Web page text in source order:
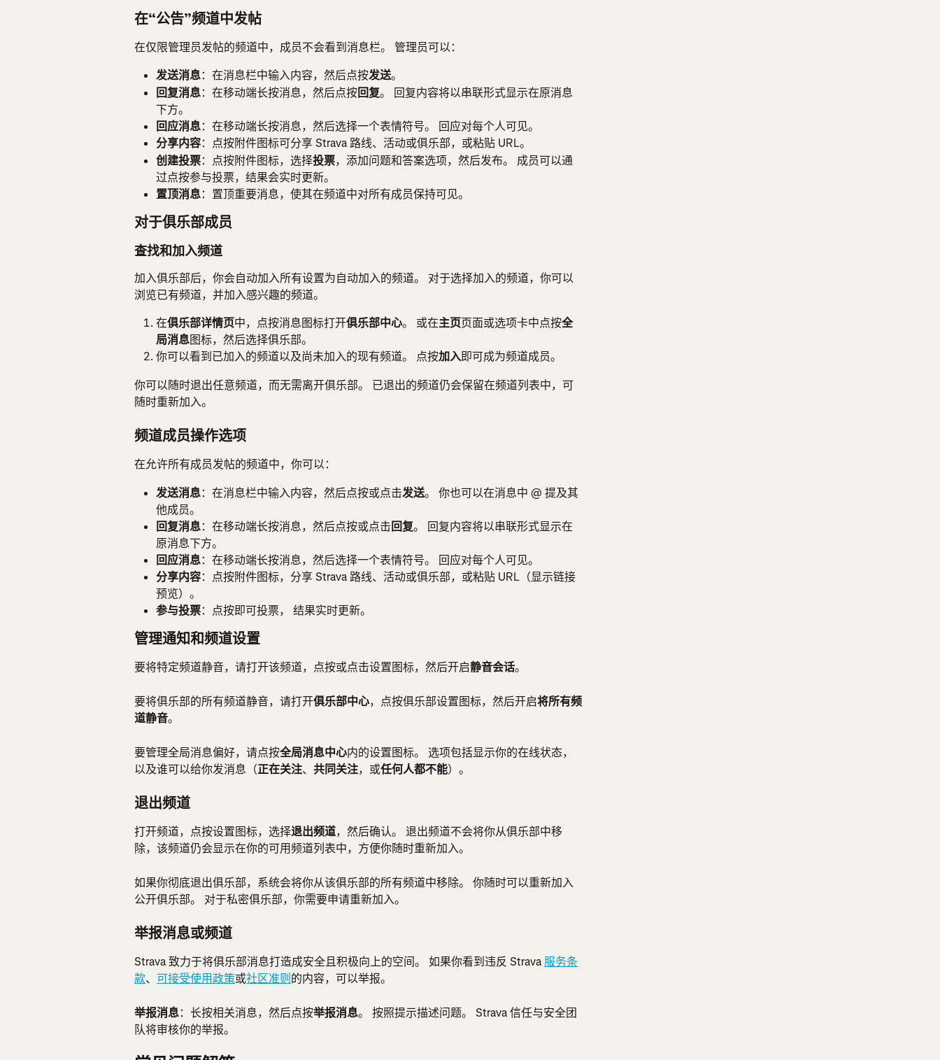
在“公告”频道中发帖
在仅限管理员发帖的频道中，成员不会看到消息栏。 管理员可以：
发送消息：在消息栏中输入内容，然后点按发送。
回复消息：在移动端长按消息，然后点按回复。 回复内容将以串联形式显示在原消息
下方。
回应消息：在移动端长按消息，然后选择一个表情符号。 回应对每个人可见。
分享内容：点按附件图标可分享 Strava 路线、活动或俱乐部，或粘贴 URL。
创建投票：点按附件图标，选择投票，添加问题和答案选项，然后发布。 成员可以通
过点按参与投票，结果会实时更新。
置顶消息：置顶重要消息，使其在频道中对所有成员保持可见。
对于俱乐部成员
查找和加入频道
加入俱乐部后，你会自动加入所有设置为自动加入的频道。 对于选择加入的频道，你可以
浏览已有频道，并加入感兴趣的频道。
在俱乐部详情页中，点按消息图标打开俱乐部中心。 或在主页页面或选项卡中点按全
局消息图标，然后选择俱乐部。
你可以看到已加入的频道以及尚未加入的现有频道。 点按加入即可成为频道成员。
你可以随时退出任意频道，而无需离开俱乐部。 已退出的频道仍会保留在频道列表中，可
随时重新加入。
频道成员操作选项
在允许所有成员发帖的频道中，你可以：
发送消息：在消息栏中输入内容，然后点按或点击发送。 你也可以在消息中 @ 提及其
他成员。
回复消息：在移动端长按消息，然后点按或点击回复。 回复内容将以串联形式显示在
原消息下方。
回应消息：在移动端长按消息，然后选择一个表情符号。 回应对每个人可见。
分享内容：点按附件图标，分享 Strava 路线、活动或俱乐部，或粘贴 URL（显示链接
预览）。
参与投票：点按即可投票， 结果实时更新。
管理通知和频道设置
要将特定频道静音，请打开该频道，点按或点击设置图标，然后开启静音会话。
要将俱乐部的所有频道静音，请打开俱乐部中心，点按俱乐部设置图标，然后开启将所有频
道静音。
要管理全局消息偏好，请点按全局消息中心内的设置图标。 选项包括显示你的在线状态，
以及谁可以给你发消息（正在关注、 共同关注，或任何人都不能）。
退出频道
打开频道，点按设置图标，选择退出频道，然后确认。 退出频道不会将你从俱乐部中移
除，该频道仍会显示在你的可用频道列表中，方便你随时重新加入。
如果你彻底退出俱乐部，系统会将你从该俱乐部的所有频道中移除。 你随时可以重新加入
公开俱乐部。 对于私密俱乐部，你需要申请重新加入。
举报消息或频道
Strava 致力于将俱乐部消息打造成安全且积极向上的空间。 如果你看到违反 Strava 服务条
款、 可接受使用政策或社区准则的内容，可以举报。
举报消息：长按相关消息，然后点按举报消息。 按照提示描述问题。 Strava 信任与安全团
队将审核你的举报。